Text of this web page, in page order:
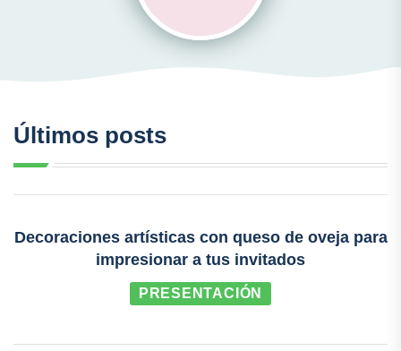
Últimos posts
Decoraciones artísticas con queso de oveja para
impresionar a tus invitados
PRESENTACIÓN